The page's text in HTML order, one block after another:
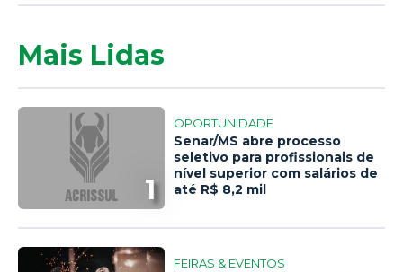
Mais Lidas
1
OPORTUNIDADE
Senar/MS abre processo
seletivo para profissionais de
nível superior com salários de
até R$ 8,2 mil
FEIRAS & EVENTOS